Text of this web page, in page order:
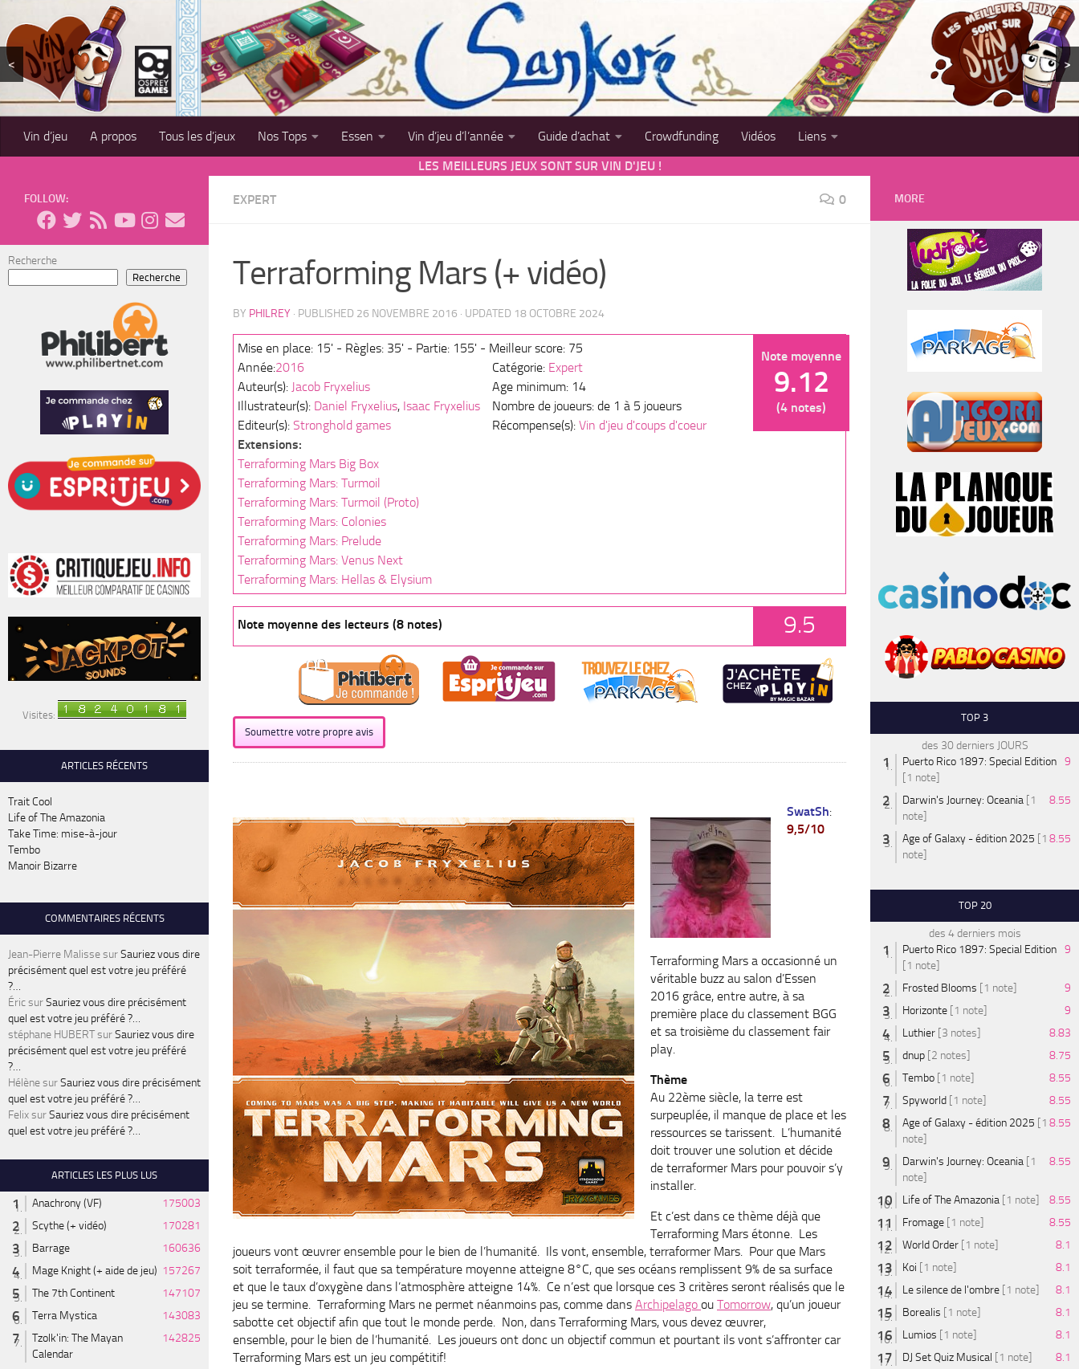
Skip to content
< >
Vin d’jeu A propos Tous les d’jeux Nos Tops Essen Vin d’jeu d’l’année Guide d’achat Crowdfunding Vidéos
Liens
LES MEILLEURS JEUX SONT SUR VIN D'JEU !
EXPERT 0
Terraforming Mars (+ vidéo)
BY PHILREY · PUBLISHED 26 NOVEMBRE 2016 · UPDATED 18 OCTOBRE 2024
Note moyenne
9.12
(4 notes)
Mise en place: 15' - Règles: 35' - Partie: 155' - Meilleur score: 75
Année:2016
Auteur(s): Jacob Fryxelius
Illustrateur(s): Daniel Fryxelius, Isaac Fryxelius
Editeur(s): Stronghold games
Catégorie: Expert
Age minimum: 14
Nombre de joueurs: de 1 à 5 joueurs
Récompense(s): Vin d'jeu d'coups d'coeur
Extensions:
Terraforming Mars Big Box
Terraforming Mars: Turmoil
Terraforming Mars: Turmoil (Proto)
Terraforming Mars: Colonies
Terraforming Mars: Prelude
Terraforming Mars: Venus Next
Terraforming Mars: Hellas & Elysium
Note moyenne des lecteurs (8 notes) 9.5
Soumettre votre propre avis
SwatSh:
9,5/10
Terraforming Mars a occasionné un
véritable buzz au salon d’Essen
2016 grâce, entre autre, à sa
première place du classement BGG
et sa troisième du classement fair
play.
Thème
Au 22ème siècle, la terre est
surpeuplée, il manque de place et les
ressources se tarissent. L’humanité
doit trouver une solution et décide
de terraformer Mars pour pouvoir s’y
installer.
Et c’est dans ce thème déjà que
Terraforming Mars étonne. Les
joueurs vont œuvrer ensemble pour le bien de l’humanité. Ils vont, ensemble, terraformer Mars. Pour que Mars
soit terraformée, il faut que sa température moyenne atteigne 8°C, que ses océans remplissent 9% de sa surface
et que le taux d’oxygène dans l’atmosphère atteigne 14%. Ce n’est que lorsque ces 3 critères seront réalisés que le
jeu se termine. Terraforming Mars ne permet néanmoins pas, comme dans Archipelago ou Tomorrow, qu’un joueur
sabotte cet objectif afin que tout le monde perde. Non, dans Terraforming Mars, vous devez œuvrer,
ensemble, pour le bien de l’humanité. Les joueurs ont donc un objectif commun et pourtant ils vont s’affronter car
Terraforming Mars est un jeu compétitif!
FOLLOW:
Recherche
Recherche
Visites:
ARTICLES RÉCENTS
Trait Cool
Life of The Amazonia
Take Time: mise-à-jour
Tembo
Manoir Bizarre
COMMENTAIRES RÉCENTS
Jean-Pierre MalissesurSauriez vous dire
précisément quel est votre jeu préféré
?…
ÉricsurSauriez vous dire précisément
quel est votre jeu préféré ?…
stéphane HUBERTsurSauriez vous dire
précisément quel est votre jeu préféré
?…
HélènesurSauriez vous dire précisément
quel est votre jeu préféré ?…
FelixsurSauriez vous dire précisément
quel est votre jeu préféré ?…
ARTICLES LES PLUS LUS
Anachrony (VF)
175003
Scythe (+ vidéo)
170281
Barrage
160636
Mage Knight (+ aide de jeu) 157267
The 7th Continent
147107
Terra Mystica
143083
Tzolk'in: The Mayan
Calendar
142825
MORE
TOP 3
des 30 derniers JOURS
Puerto Rico 1897: Special Edition
[1 note]
9
Darwin's Journey: Oceania [1
note]
8.55
Age of Galaxy - édition 2025 [1
note]
8.55
TOP 20
des 4 derniers mois
Puerto Rico 1897: Special Edition
[1 note]
9
Frosted Blooms [1 note]
9
Horizonte [1 note]
9
Luthier [3 notes]
8.83
dnup [2 notes]
8.75
Tembo [1 note]
8.55
Spyworld [1 note]
8.55
Age of Galaxy - édition 2025 [1
note]
8.55
Darwin's Journey: Oceania [1
note]
8.55
Life of The Amazonia [1 note]
8.55
Fromage [1 note]
8.55
World Order [1 note]
8.1
Koi [1 note]
8.1
Le silence de l'ombre [1 note]
8.1
Borealis [1 note]
8.1
Lumios [1 note]
8.1
DJ Set Quiz Musical [1 note]
8.1